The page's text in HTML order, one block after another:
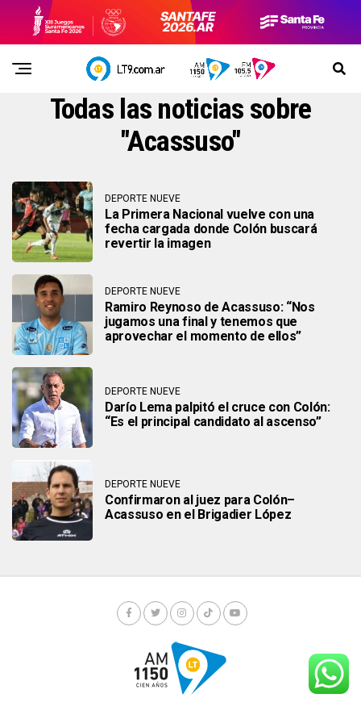
Todas las noticias sobre
"Acassuso"
DEPORTE NUEVE
La Primera Nacional vuelve con una
fecha cargada donde Colón buscará
revertir la imagen
DEPORTE NUEVE
Ramiro Reynoso de Acassuso: “Nos
jugamos una final y tenemos que
aprovechar el momento de ellos”
DEPORTE NUEVE
Darío Lema palpitó el cruce con Colón:
“Es el principal candidato al ascenso”
DEPORTE NUEVE
Confirmaron al juez para Colón–
Acassuso en el Brigadier López